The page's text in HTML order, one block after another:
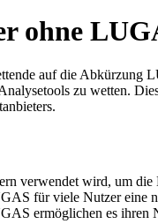
ohne
auf die Abkürzung
zu wetten.
verwendet wird, um die
für viele Nutzer eine
ermöglichen es